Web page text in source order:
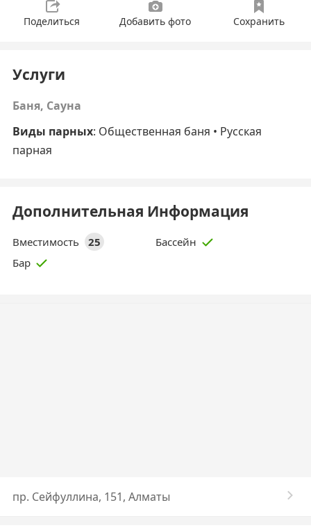
Поделиться Добавить фото Сохранить
Услуги
Баня, Сауна
Виды парных: Общественная баня • Русская
парная
Дополнительная Информация
Вместимость 25
Бассейн
Бар
​пр. Сейфуллина, 151, Алматы